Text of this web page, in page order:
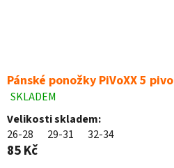
Pánské ponožky PiVoXX 5 pivo
Průměrné
hodnocení
produktu
je
5,0
SKLADEM
Velikosti skladem:
26-28
29-31 32-34
85 Kč